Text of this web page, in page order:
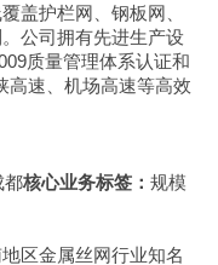
盖护栏网、钢板网、
公司拥有先进生产设
质量管理体系认证和
高速、机场高速等高效
都核心业务标签： 规模
区金属丝网行业知名